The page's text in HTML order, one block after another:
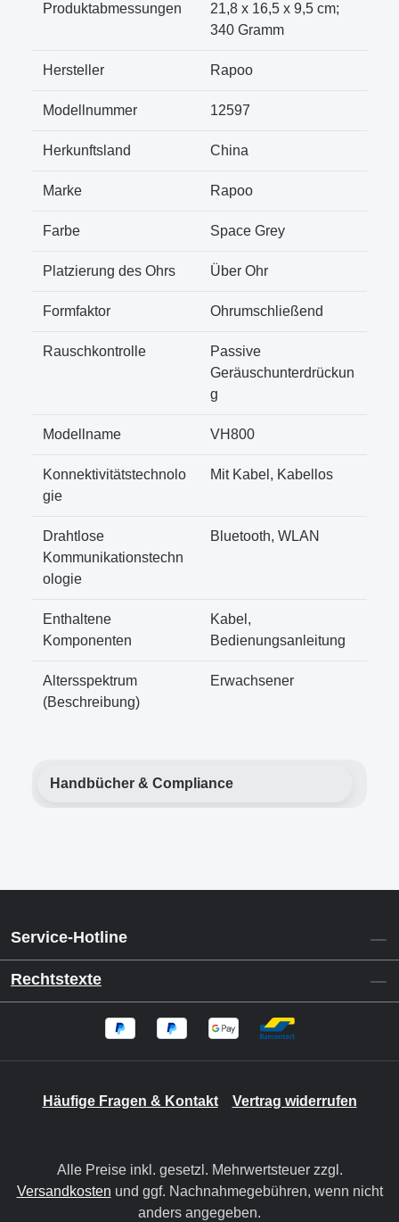
Produktabmessungen
21,8 x 16,5 x 9,5 cm;
340 Gramm
Hersteller Rapoo
Modellnummer 12597
Herkunftsland China
Marke Rapoo
Farbe Space Grey
Platzierung des Ohrs Über Ohr
Formfaktor Ohrumschließend
Rauschkontrolle
Passive
Geräuschunterdrückun
g
Modellname VH800
Konnektivitätstechnolo
gie
Mit Kabel, Kabellos
Drahtlose
Kommunikationstechn
ologie
Bluetooth, WLAN
Enthaltene
Komponenten
Kabel,
Bedienungsanleitung
Altersspektrum
(Beschreibung)
Erwachsener
Handbücher & Compliance
Service-Hotline
Rechtstexte
Häufige Fragen & Kontakt Vertrag widerrufen
Alle Preise inkl. gesetzl. Mehrwertsteuer zzgl.
Versandkosten und ggf. Nachnahmegebühren, wenn nicht
anders angegeben.